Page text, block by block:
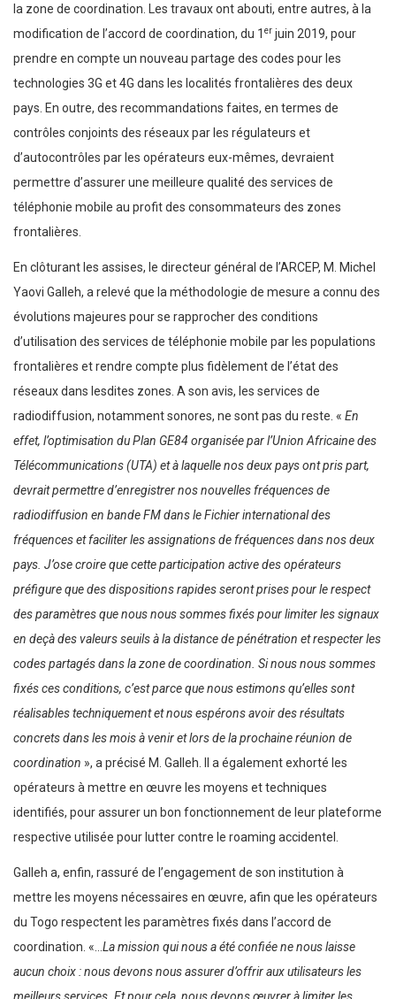
la zone de coordination. Les travaux ont abouti, entre autres, à la
modification de l’accord de coordination, du 1 er juin 2019, pour
prendre en compte un nouveau partage des codes pour les
technologies 3G et 4G dans les localités frontalières des deux
pays. En outre, des recommandations faites, en termes de
contrôles conjoints des réseaux par les régulateurs et
d’autocontrôles par les opérateurs eux-mêmes, devraient
permettre d’assurer une meilleure qualité des services de
téléphonie mobile au profit des consommateurs des zones
frontalières.
En clôturant les assises, le directeur général de l’ARCEP, M. Michel
Yaovi Galleh, a relevé que la méthodologie de mesure a connu des
évolutions majeures pour se rapprocher des conditions
d’utilisation des services de téléphonie mobile par les populations
frontalières et rendre compte plus fidèlement de l’état des
réseaux dans lesdites zones. A son avis, les services de
radiodiffusion, notamment sonores, ne sont pas du reste. « En
effet, l’optimisation du Plan GE84 organisée par l’Union Africaine des
Télécommunications (UTA) et à laquelle nos deux pays ont pris part,
devrait permettre d’enregistrer nos nouvelles fréquences de
radiodiffusion en bande FM dans le Fichier international des
fréquences et faciliter les assignations de fréquences dans nos deux
pays. J’ose croire que cette participation active des opérateurs
préfigure que des dispositions rapides seront prises pour le respect
des paramètres que nous nous sommes fixés pour limiter les signaux
en deçà des valeurs seuils à la distance de pénétration et respecter les
codes partagés dans la zone de coordination. Si nous nous sommes
fixés ces conditions, c’est parce que nous estimons qu’elles sont
réalisables techniquement et nous espérons avoir des résultats
concrets dans les mois à venir et lors de la prochaine réunion de
coordination », a précisé M. Galleh. Il a également exhorté les
opérateurs à mettre en œuvre les moyens et techniques
identifiés, pour assurer un bon fonctionnement de leur plateforme
respective utilisée pour lutter contre le roaming accidentel.
Galleh a, enfin, rassuré de l’engagement de son institution à
mettre les moyens nécessaires en œuvre, afin que les opérateurs
du Togo respectent les paramètres fixés dans l’accord de
coordination. «…La mission qui nous a été confiée ne nous laisse
aucun choix : nous devons nous assurer d’offrir aux utilisateurs les